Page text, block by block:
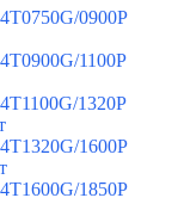
0900P
1100P
1320P
1600P
1850P